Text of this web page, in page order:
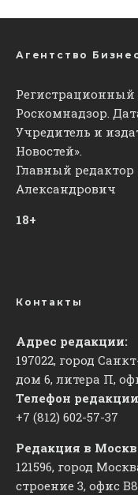
Агентство
Роскомнадзор.
Учредитель и
Новостей».
Главный редактор
Александрович
18+
Контакты
Адрес редакции:
197022, город
дом 6, литера П,
Телефон
+7 (812) 602-57-37
Редакция в
121596, город
строение 3, офис